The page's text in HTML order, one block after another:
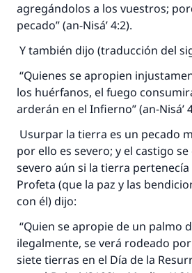
agregándolos a los vuestros;
pecado” (an-Nisá’ 4:2).
Y también dijo (traducción del
“Quienes se apropien
los huérfanos, el fuego
arderán en el Infierno” (an-Nisá’
Usurpar la tierra es un pecado
por ello es severo; y el castigo
severo aún si la tierra
Profeta (que la paz y las
con él) dijo:
“Quien se apropie de un palmo
ilegalmente, se verá rodeado
siete tierras en el Día de la